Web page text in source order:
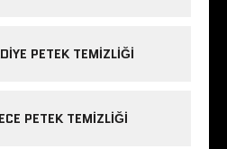
PETEK TEMIZLIĞI
PETEK TEMIZLIĞI